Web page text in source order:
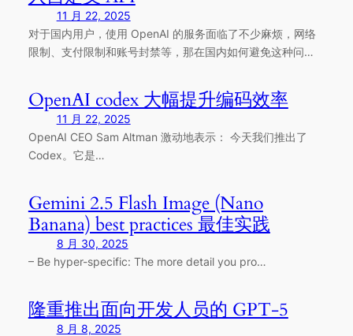
11 月 22, 2025
对于国内用户，使用 OpenAI 的服务面临了不少麻烦，网络
限制、支付限制和账号封禁等，那在国内如何避免这种问…
OpenAI codex 大幅提升编码效率
11 月 22, 2025
OpenAI CEO Sam Altman 激动地表示： 今天我们推出了
Codex。它是…
Gemini 2.5 Flash Image (Nano
Banana) best practices 最佳实践
8 月 30, 2025
– Be hyper-specific: The more detail you pro…
隆重推出面向开发人员的 GPT-5
8 月 8, 2025